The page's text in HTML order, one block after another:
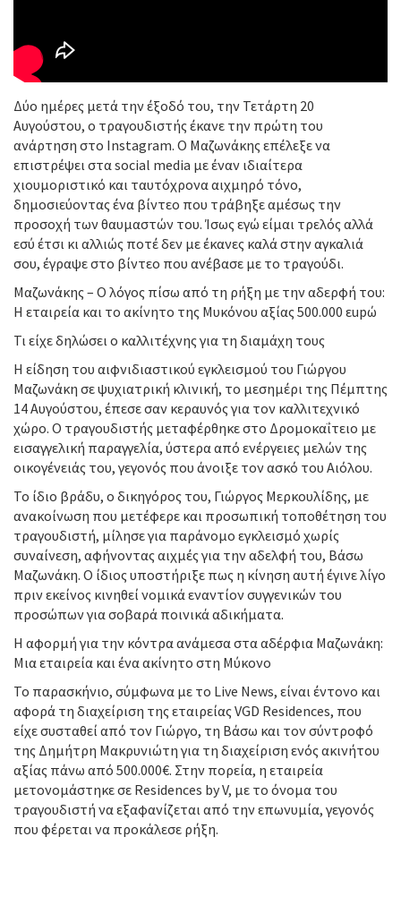
Δύο ημέρες μετά την έξοδό του, την Τετάρτη 20
Αυγούστου, ο τραγουδιστής έκανε την πρώτη του
ανάρτηση στο Instagram. Ο Μαζωνάκης επέλεξε να
επιστρέψει στα social media με έναν ιδιαίτερα
χιουμοριστικό και ταυτόχρονα αιχμηρό τόνο,
δημοσιεύοντας ένα βίντεο που τράβηξε αμέσως την
προσοχή των θαυμαστών του. Ίσως εγώ είμαι τρελός αλλά
εσύ έτσι κι αλλιώς ποτέ δεν με έκανες καλά στην αγκαλιά
σου, έγραψε στο βίντεο που ανέβασε με το τραγούδι.
Μαζωνάκης – Ο λόγος πίσω από τη ρήξη με την αδερφή του:
Η εταιρεία και το ακίνητο της Μυκόνου αξίας 500.000 εupώ
Τι είχε δηλώσει ο καλλιτέχνης για τη διαμάχη τους
Η είδηση του αιφνιδιαστικού εγκλεισμού του Γιώργου
Μαζωνάκη σε ψυχιατρική κλινική, το μεσημέρι της Πέμπτης
14 Αυγούστου, έπεσε σαν κεραυνός για τον καλλιτεχνικό
χώρο. Ο τραγουδιστής μεταφέρθηκε στο Δρομοκαΐτειο με
εισαγγελική παραγγελία, ύστερα από ενέργειες μελών της
οικογένειάς του, γεγονός που άνοιξε τον ασκό του Αιόλου.
Το ίδιο βράδυ, ο δικηγόρος του, Γιώργος Μερκουλίδης, με
ανακοίνωση που μετέφερε και προσωπική τοποθέτηση του
τραγουδιστή, μίλησε για παράνομο εγκλεισμό χωρίς
συναίνεση, αφήνοντας αιχμές για την αδελφή του, Βάσω
Μαζωνάκη. Ο ίδιος υποστήριξε πως η κίνηση αυτή έγινε λίγο
πριν εκείνος κινηθεί νομικά εναντίον συγγενικών του
προσώπων για σοβαρά ποινικά αδικήματα.
Η αφορμή για την κόντρα ανάμεσα στα αδέρφια Μαζωνάκη:
Μια εταιρεία και ένα ακίνητο στη Μύκονο
Το παρασκήνιο, σύμφωνα με το Live News, είναι έντονο και
αφορά τη διαχείριση της εταιρείας VGD Residences, που
είχε συσταθεί από τον Γιώργο, τη Βάσω και τον σύντροφό
της Δημήτρη Μακρυνιώτη για τη διαχείριση ενός ακινήτου
αξίας πάνω από 500.000€. Στην πορεία, η εταιρεία
μετονομάστηκε σε Residences by V, με το όνομα του
τραγουδιστή να εξαφανίζεται από την επωνυμία, γεγονός
που φέρεται να προκάλεσε ρήξη.